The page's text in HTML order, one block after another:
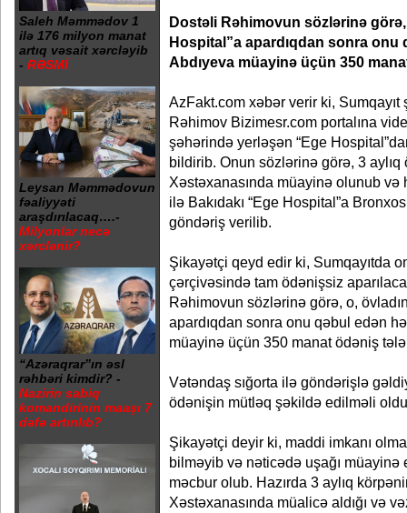
Saleh Məmmədov 1
ilə 176 milyon manat
artıq vəsait xərcləyib
- RƏSMİ
Leysan Məmmədovun
fəaliyyəti
araşdırılacaq….-
Milyonlar necə
xərclənir?
“Azəraqrar”ın əsl
rəhbəri kimdir? -
Nazirin sabiq
komandirinin maaşı 7
dəfə artırılıb?
Dostəli Rəhimovun sözlərinə görə,
Hospital”a apardıqdan sonra onu
Abdıyeva müayinə üçün 350
AzFakt.com xəbər verir ki,
Rəhimov Bizimesr.com portalına
şəhərində yerləşən “Ege
bildirib. Onun sözlərinə görə, 3 aylıq
Xəstəxanasında müayinə olunub və
ilə Bakıdakı “Ege Hospital”a
göndəriş verilib.
Şikayətçi qeyd edir ki, Sumqayıtda
çərçivəsində tam ödənişsiz
Rəhimovun sözlərinə görə, o,
apardıqdan sonra onu qəbul edən
müayinə üçün 350 manat ödəniş
Vətəndaş sığorta ilə göndərişlə
ödənişin mütləq şəkildə edilməli
Şikayətçi deyir ki, maddi imkanı
bilməyib və nəticədə uşağı müayinə
məcbur olub. Hazırda 3 aylıq
Xəstəxanasında müalicə aldığı və